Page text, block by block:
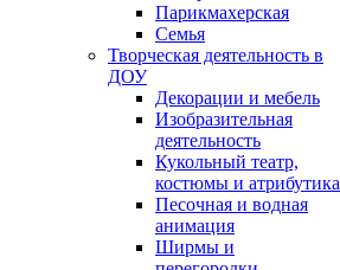
Парикмахерская
Семья
Творческая деятельность в
ДОУ
Декорации и мебель
Изобразительная
деятельность
Кукольный театр,
костюмы и атрибутика
Песочная и водная
анимация
Ширмы и